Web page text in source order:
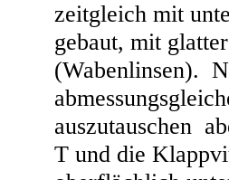
zeitgleich mit
gebaut, mit
(Wabenlinsen).
auszutauschen
T und die